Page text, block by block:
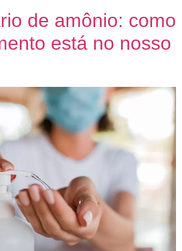
de amônio: como
está no nosso